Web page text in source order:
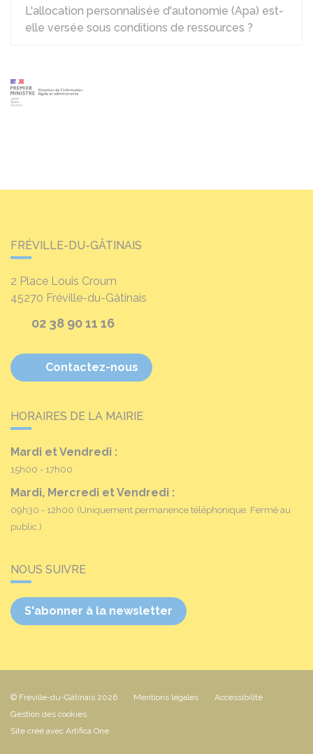
L'allocation personnalisée d'autonomie (Apa) est-
elle versée sous conditions de ressources ?
FRÉVILLE-DU-GÂTINAIS
2 Place Louis Croum
45270 Fréville-du-Gâtinais
02 38 90 11 16
Contactez-nous
HORAIRES DE LA MAIRIE
Mardi et Vendredi :
15h00 - 17h00
Mardi, Mercredi et Vendredi :
09h30 - 12h00 (Uniquement permanence téléphonique. Fermé au
public.)
NOUS SUIVRE
S'abonner à la newsletter
© Fréville-du-Gâtinais 2026 Mentions légales
Accessibilité
Gestion des cookies
Site créé avec Artifica One